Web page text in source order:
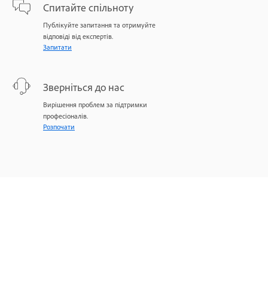
Спитайте спільноту
Публікуйте запитання та отримуйте
відповіді від експертів.
Запитати
Зверніться до нас
Вирішення проблем за підтримки
професіоналів.
Розпочати